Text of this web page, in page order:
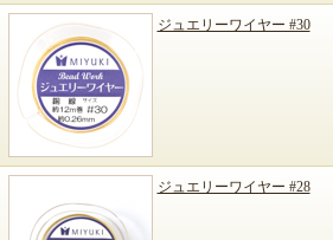
ジュエリーワイヤー #30
ジュエリーワイヤー #28